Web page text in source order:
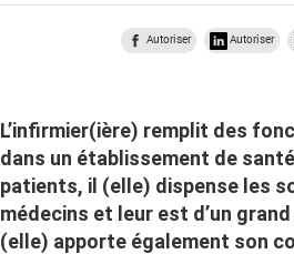
Autoriser Autoriser
L’infirmier(ière) remplit des
dans un établissement de
patients, il (elle) dispense les
médecins et leur est d’un
(elle) apporte également son